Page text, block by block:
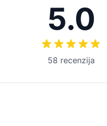
5.0
58 recenzija